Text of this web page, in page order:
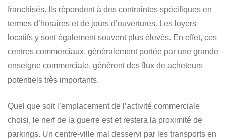
franchisés. Ils répondent à des contraintes spécifiques en
termes d’horaires et de jours d’ouvertures. Les loyers
locatifs y sont également souvent plus élevés. En effet, ces
centres commerciaux, généralement portée par une grande
enseigne commerciale, génèrent des flux de acheteurs
potentiels très importants.
Quel que soit l’emplacement de l’activité commerciale
choisi, le nerf de la guerre est et restera la proximité de
parkings. Un centre-ville mal desservi par les transports en